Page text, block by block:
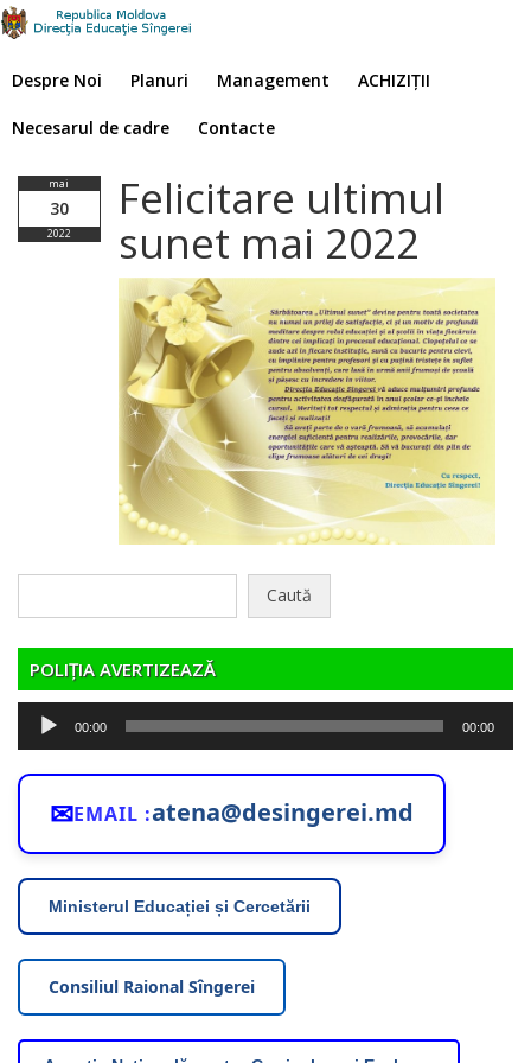
Despre Noi Planuri Management ACHIZIȚII
Necesarul de cadre Contacte
mai
30
2022
Felicitare ultimul
sunet mai 2022
POLIȚIA AVERTIZEAZĂ
Player
audio
00:00 00:00
✉EMAIL :atena@desingerei.md
Ministerul Educației și Cercetării
Consiliul Raional Sîngerei